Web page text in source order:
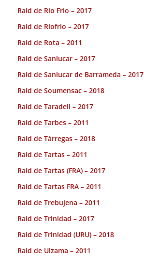
Raid de Rio Frio – 2017
Raid de Riofrio – 2017
Raid de Rota – 2011
Raid de Sanlucar – 2017
Raid de Sanlucar de Barrameda – 2017
Raid de Soumensac – 2018
Raid de Taradell – 2017
Raid de Tarbes – 2011
Raid de Tárregas – 2018
Raid de Tartas – 2011
Raid de Tartas (FRA) – 2017
Raid de Tartas FRA – 2011
Raid de Trebujena – 2011
Raid de Trinidad – 2017
Raid de Trinidad (URU) – 2018
Raid de Ulzama – 2011